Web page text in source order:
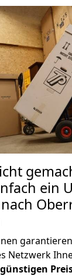
ein
Netzwerk